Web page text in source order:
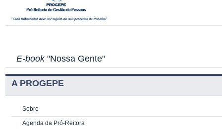
E-book"Nossa Gente"
A PROGEPE
Sobre
Agenda da Pró-Reitora